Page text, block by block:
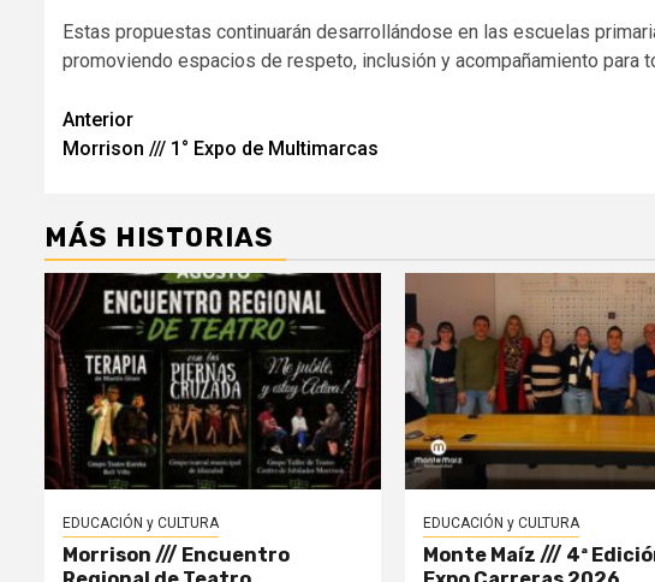
Estas propuestas continuarán desarrollándose en las escuelas
promoviendo espacios de respeto, inclusión y acompañamiento para
Navegación
de
Anterior
Morrison /// 1° Expo de Multimarcas
MÁS HISTORIAS
EDUCACIÓN y CULTURA
Morrison /// Encuentro
EDUCACIÓN y CULTURA
Monte Maíz /// 4ª